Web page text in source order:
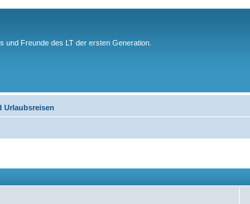
und Freunde des LT der ersten Generation.
Urlaubsreisen